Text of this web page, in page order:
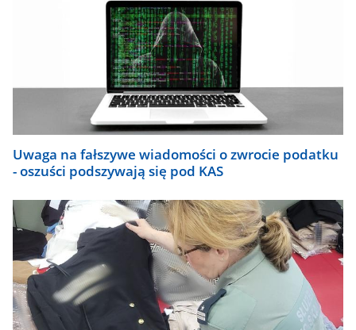
wybrać
odpowiednią
pozycję.
Dane
zaktualizują
się
automatycznie.
Uwaga na fałszywe wiadomości o zwrocie podatku
- oszuści podszywają się pod KAS